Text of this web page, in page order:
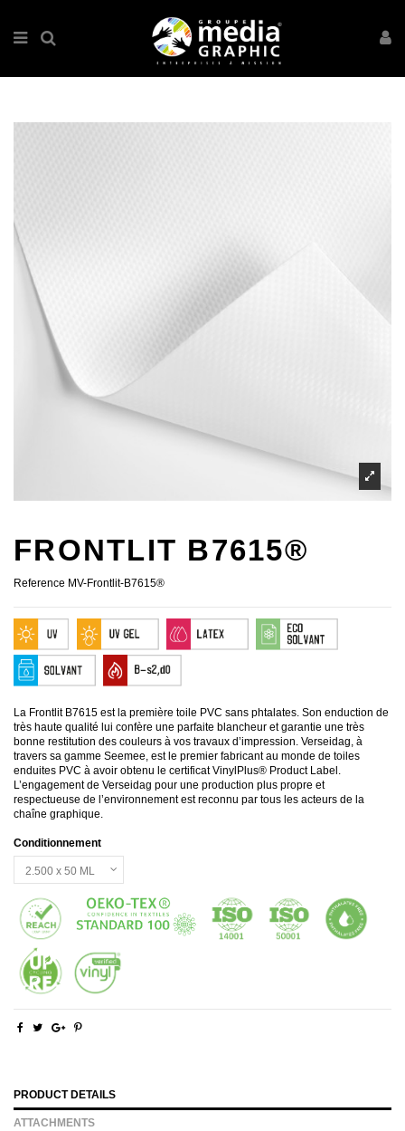
FRONTLIT B7615®
Reference MV-Frontlit-B7615®
La Frontlit B7615 est la première toile PVC sans phtalates. Son enduction de
très haute qualité lui confère une parfaite blancheur et garantie une très
bonne restitution des couleurs à vos travaux d’impression. Verseidag, à
travers sa gamme Seemee, est le premier fabricant au monde de toiles
enduites PVC à avoir obtenu le certificat VinylPlus® Product Label.
L’engagement de Verseidag pour une production plus propre et
respectueuse de l’environnement est reconnu par tous les acteurs de la
chaîne graphique.
Conditionnement
PRODUCT DETAILS
ATTACHMENTS